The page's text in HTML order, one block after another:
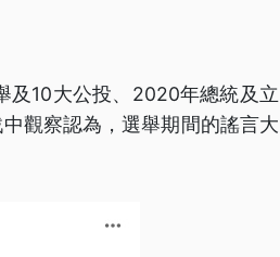
及10大公投、2020年總統及立
觀察認為，選舉期間的謠言大